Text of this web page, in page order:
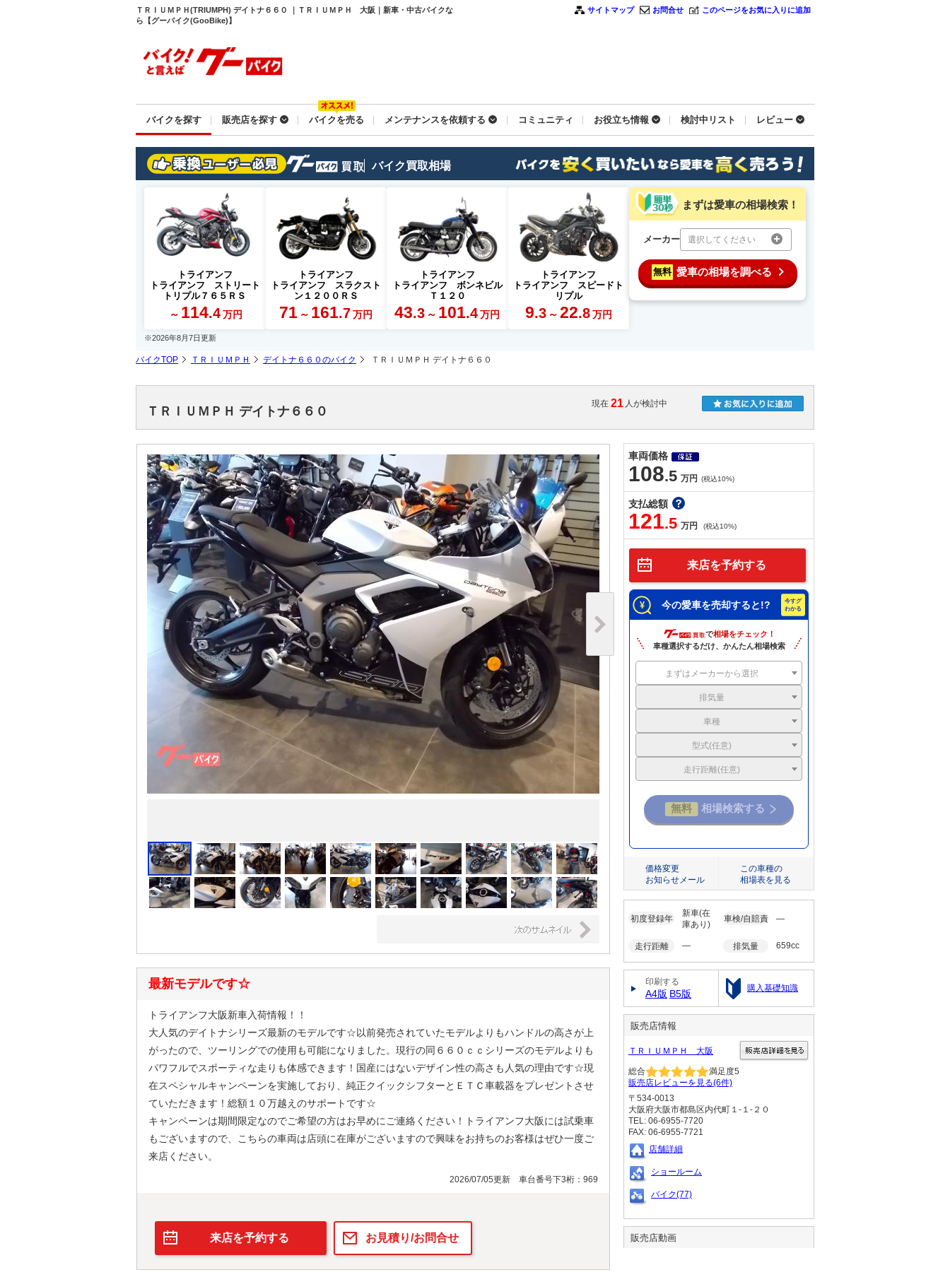
ＴＲＩＵＭＰＨ(TRIUMPH) デイトナ６６０ ｜ＴＲＩＵＭＰＨ 大阪｜新車・中古バイクな
ら【グーバイク(GooBike)】
サイトマップ お問合せ このページをお気に入りに追加
バイクを探す 販売店を探す バイクを売る メンテナンスを依頼する コミュニティ お役立ち情報 検討中リスト レビュー
バイク買取相場
トライアンフ
トライアンフ ストリート
トリプル７６５ＲＳ
～ 114.4 万円
トライアンフ
トライアンフ スラクスト
ン１２００ＲＳ
71 ～ 161.7 万円
トライアンフ
トライアンフ ボンネビル
Ｔ１２０
43.3 ～ 101.4 万円
トライアンフ
トライアンフ スピードト
リプル
9.3 ～ 22.8 万円
まずは愛車の相場検索！
メーカー 選択してください
無料 愛車の相場を調べる
※2026年8月7日更新
バイクTOP ＴＲＩＵＭＰＨ デイトナ６６０のバイク ＴＲＩＵＭＰＨ デイトナ６６０
現在 21 人が検討中
ＴＲＩＵＭＰＨ デイトナ６６０
最新モデルです☆
トライアンフ大阪新車入荷情報！！
大人気のデイトナシリーズ最新のモデルです☆以前発売されていたモデルよりもハンドルの高さが上
がったので、ツーリングでの使用も可能になりました。現行の同６６０ｃｃシリーズのモデルよりも
パワフルでスポーティな走りも体感できます！国産にはないデザイン性の高さも人気の理由です☆現
在スペシャルキャンペーンを実施しており、純正クイックシフターとＥＴＣ車載器をプレゼントさせ
ていただきます！総額１０万越えのサポートです☆
キャンペーンは期間限定なのでご希望の方はお早めにご連絡ください！トライアンフ大阪には試乗車
もございますので、こちらの車両は店頭に在庫がございますので興味をお持ちのお客様はぜひ一度ご
来店ください。
2026/07/05更新 車台番号下3桁：969
来店を予約する お見積り/お問合せ
車両価格
108.5 万円 (税込10%)
支払総額
121.5 万円 (税込10%)
来店を予約する
今の愛車を売却すると!?
で相場をチェック！
車種選択するだけ、かんたん相場検索
まずはメーカーから選択
排気量
車種
型式(任意)
走行距離(任意)
価格変更
お知らせメール
この車種の
相場表を見る
初度登録年
新車(在
庫あり)
車検/自賠責 ―
走行距離 ― 排気量 659cc
印刷する
A4版 B5版 購入基礎知識
販売店情報
ＴＲＩＵＭＰＨ 大阪
総合 満足度5
販売店レビューを見る(6件)
〒534-0013
大阪府大阪市都島区内代町１‐１‐２０
TEL: 06-6955-7720
FAX: 06-6955-7721
店舗詳細
ショールーム
バイク(77)
販売店動画